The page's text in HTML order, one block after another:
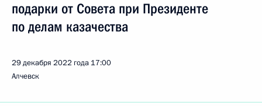
подарки от Совета при Президенте
по делам казачества
29 декабря 2022 года 17:00
Алчевск